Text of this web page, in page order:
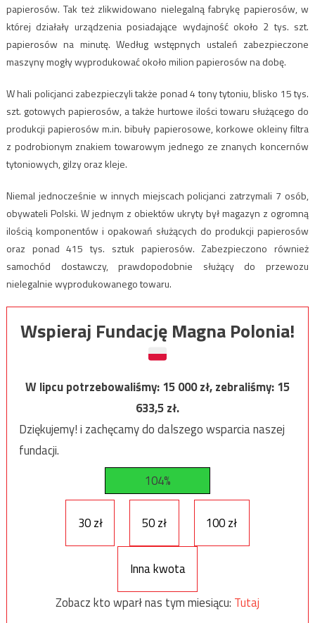
papierosów. Tak też zlikwidowano nielegalną fabrykę papierosów, w
której działały urządzenia posiadające wydajność około 2 tys. szt.
papierosów na minutę. Według wstępnych ustaleń zabezpieczone
maszyny mogły wyprodukować około milion papierosów na dobę.
W hali policjanci zabezpieczyli także ponad 4 tony tytoniu, blisko 15 tys.
szt. gotowych papierosów, a także hurtowe ilości towaru służącego do
produkcji papierosów m.in. bibuły papierosowe, korkowe okleiny filtra
z podrobionym znakiem towarowym jednego ze znanych koncernów
tytoniowych, gilzy oraz kleje.
Niemal jednocześnie w innych miejscach policjanci zatrzymali 7 osób,
obywateli Polski. W jednym z obiektów ukryty był magazyn z ogromną
ilością komponentów i opakowań służących do produkcji papierosów
oraz ponad 415 tys. sztuk papierosów. Zabezpieczono również
samochód dostawczy, prawdopodobnie służący do przewozu
nielegalnie wyprodukowanego towaru.
Wspieraj Fundację Magna Polonia!
W lipcu potrzebowaliśmy:15 000zł, zebraliśmy:15
633,5zł.
Dziękujemy! i zachęcamy do dalszego wsparcia naszej
fundacji.
104%
30 zł 50 zł 100 zł
Inna kwota
Zobacz kto wparł nas tym miesiącu: Tutaj